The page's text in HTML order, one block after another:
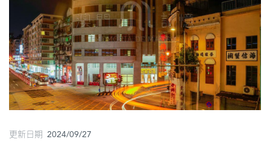
媽
閣
寺
廟
巴
更新日期 2024/09/27